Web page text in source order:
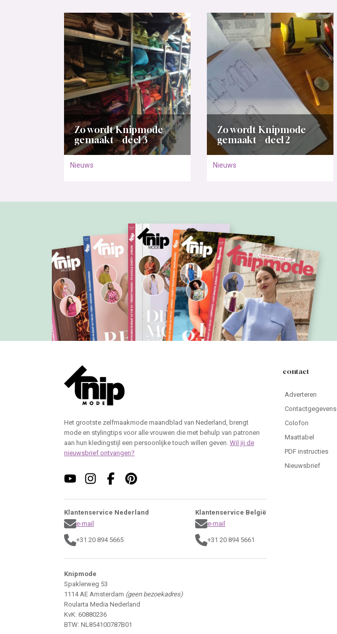
Zo wordt Knipmode
gemaakt – deel 3
Nieuws
Zo wordt Knipmode
gemaakt – deel 2
Nieuws
Het grootste zelfmaakmode maandblad van Nederland, brengt
mode en stylingtips voor alle vrouwen die met behulp van patronen
aan hun kledingstijl een persoonlijke touch willen geven. Wil jij de
nieuwsbrief ontvangen?
Klantenservice Nederland
e-mail
+31 20 894 5665
Klantenservice België
e-mail
+31 20 894 5661
Knipmode
Spaklerweg 53
1114 AE Amsterdam (geen bezoekadres)
Roularta Media Nederland
KvK: 60880236
BTW: NL854100787B01
contact
Adverteren
Contactgegevens
Colofon
Maattabel
PDF instructies
Nieuwsbrief